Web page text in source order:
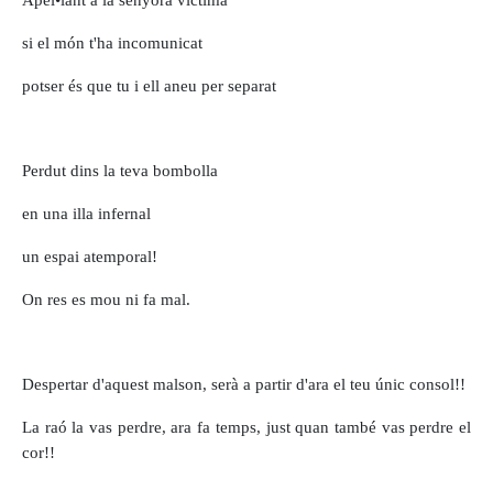
si el món t'ha incomunicat
potser és que tu i ell aneu per separat
Perdut dins la teva bombolla
en una illa infernal
un espai atemporal!
On res es mou ni fa mal.
Despertar d'aquest malson, serà a partir d'ara el teu únic consol!!
La raó la vas perdre, ara fa temps, just quan també vas perdre el
cor!!